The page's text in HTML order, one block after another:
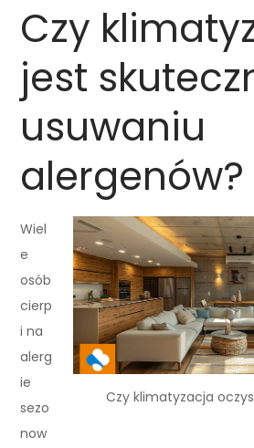
Czy
jest
usuwaniu
alergenów?
Czy klimatyzacja
Wiel
e
osób
cierp
i na
alerg
ie
sezo
now